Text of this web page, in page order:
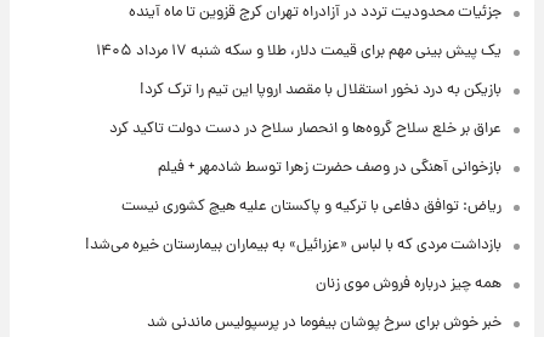
جزئیات محدودیت تردد در آزادراه تهران کرج قزوین تا ماه آینده
یک پیش ‌بینی مهم برای قیمت دلار، طلا و سکه شنبه ۱۷ مرداد ۱۴۰۵
بازیکن به درد نخور استقلال با مقصد اروپا این تیم را ترک کرد!
عراق بر خلع سلاح گروه‌ها و انحصار سلاح در دست دولت تاکید کرد
بازخوانی آهنگی در وصف حضرت زهرا توسط شادمهر + فیلم
ریاض: توافق دفاعی با ترکیه و پاکستان علیه هیچ کشوری نیست
بازداشت مردی که با لباس «عزرائیل» به بیماران بیمارستان خیره می‌شد!
همه چیز درباره فروش موی زنان
خبر خوش برای سرخ پوشان بیفوما در پرسپولیس ماندنی شد